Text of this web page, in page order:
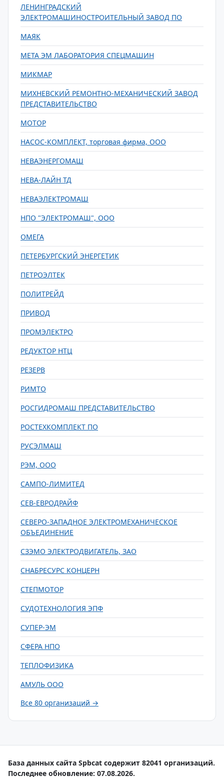
ЛЕНИНГРАДСКИЙ
ЭЛЕКТРОМАШИНОСТРОИТЕЛЬНЫЙ ЗАВОД ПО
МАЯК
МЕТА ЭМ ЛАБОРАТОРИЯ СПЕЦМАШИН
МИКМАР
МИХНЕВСКИЙ РЕМОНТНО-МЕХАНИЧЕСКИЙ ЗАВОД
ПРЕДСТАВИТЕЛЬСТВО
МОТОР
НАСОС-КОМПЛЕКТ, торговая фирма, ООО
НЕВАЭНЕРГОМАШ
НЕВА-ЛАЙН ТД
НЕВАЭЛЕКТРОМАШ
НПО "ЭЛЕКТРОМАШ", ООО
ОМЕГА
ПЕТЕРБУРГСКИЙ ЭНЕРГЕТИК
ПЕТРОЭЛТЕК
ПОЛИТРЕЙД
ПРИВОД
ПРОМЭЛЕКТРО
РЕДУКТОР НТЦ
РЕЗЕРВ
РИМТО
РОСГИДРОМАШ ПРЕДСТАВИТЕЛЬСТВО
РОСТЕХКОМПЛЕКТ ПО
РУСЭЛМАШ
РЭМ, ООО
САМПО-ЛИМИТЕД
СЕВ-ЕВРОДРАЙФ
СЕВЕРО-ЗАПАДНОЕ ЭЛЕКТРОМЕХАНИЧЕСКОЕ
ОБЪЕДИНЕНИЕ
СЗЭМО ЭЛЕКТРОДВИГАТЕЛЬ, ЗАО
СНАБРЕСУРС КОНЦЕРН
СТЕПМОТОР
СУДОТЕХНОЛОГИЯ ЭПФ
СУПЕР-ЭМ
СФЕРА НПО
ТЕПЛОФИЗИКА
АМУЛЬ ООО
Все 80 организаций →
База данных сайта Spbcat содержит 82041 организаций.
Последнее обновление: 07.08.2026.